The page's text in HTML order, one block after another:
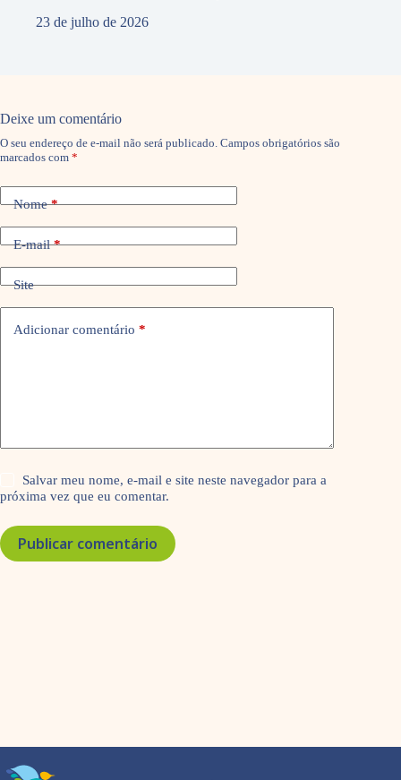
23 de julho de 2026
Deixe um comentário
O seu endereço de e-mail não será publicado. Campos obrigatórios são
marcados com *
Nome*
E-mail*
Site
Adicionar comentário *
Salvar meu nome, e-mail e site neste navegador para a
próxima vez que eu comentar.
Publicar comentário